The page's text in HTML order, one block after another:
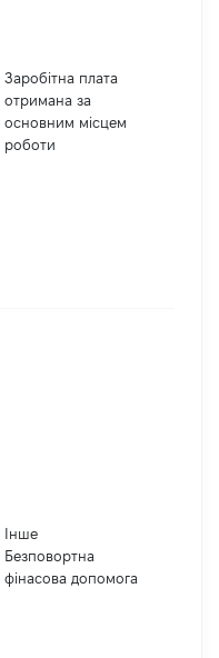
Заробітна плата
отримана за
основним місцем
роботи
Інше
Безповортна
фінасова допомога